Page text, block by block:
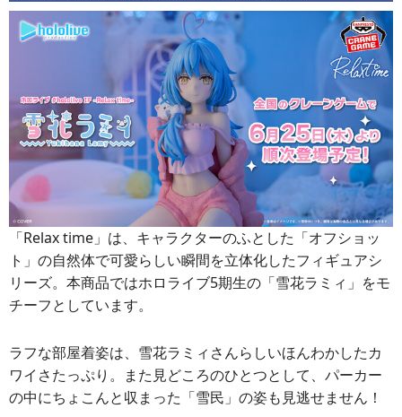
「Relax time」は、キャラクターのふとした「オフショッ
ト」の自然体で可愛らしい瞬間を立体化したフィギュアシ
リーズ。本商品ではホロライブ5期生の「雪花ラミィ」をモ
チーフとしています。
ラフな部屋着姿は、雪花ラミィさんらしいほんわかしたカ
ワイさたっぷり。また見どころのひとつとして、パーカー
の中にちょこんと収まった「雪民」の姿も見逃せません！